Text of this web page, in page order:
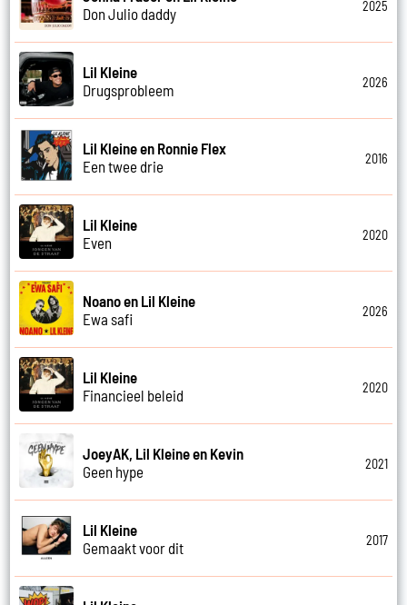
Don Julio daddy
2025
Lil Kleine
Drugsprobleem
2026
Lil Kleine en Ronnie Flex
Een twee drie
2016
Lil Kleine
Even
2020
Noano en Lil Kleine
Ewa safi
2026
Lil Kleine
Financieel beleid
2020
JoeyAK, Lil Kleine en Kevin
Geen hype
2021
Lil Kleine
Gemaakt voor dit
2017